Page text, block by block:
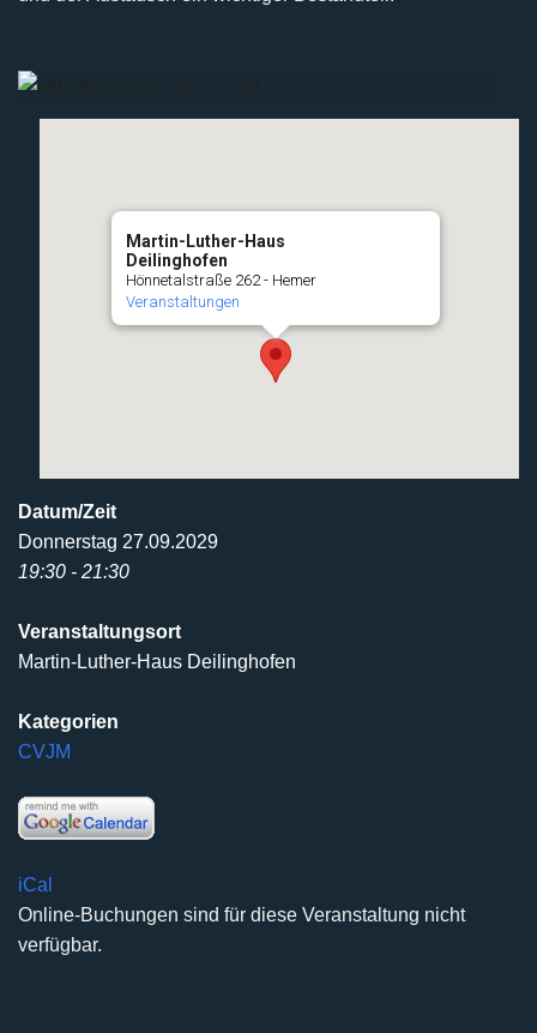
Martin-Luther-Haus
Deilinghofen
Hönnetalstraße 262 - Hemer
Veranstaltungen
Datum/Zeit
Donnerstag 27.09.2029
19:30 - 21:30
Veranstaltungsort
Martin-Luther-Haus Deilinghofen
Kategorien
CVJM
iCal
Online-Buchungen sind für diese Veranstaltung nicht
verfügbar.